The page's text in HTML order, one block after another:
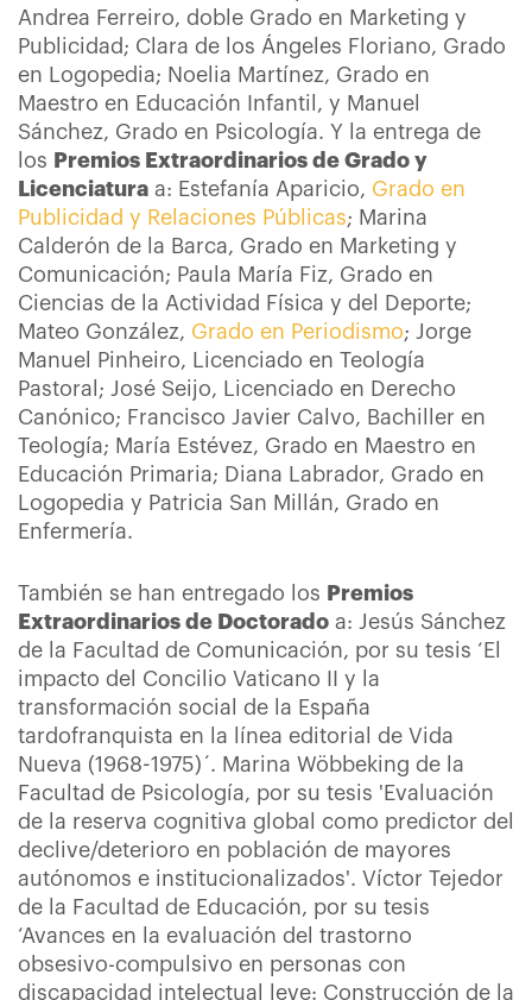
Andrea Ferreiro, doble Grado en Marketing y
Publicidad; Clara de los Ángeles Floriano, Grado
en Logopedia; Noelia Martínez, Grado en
Maestro en Educación Infantil, y Manuel
Sánchez, Grado en Psicología. Y la entrega de
los
Premios Extraordinarios de Grado y
Licenciatura a: Estefanía Aparicio, Grado en
Publicidad y Relaciones Públicas; Marina
Calderón de la Barca, Grado en Marketing y
Comunicación; Paula María Fiz, Grado en
Ciencias de la Actividad Física y del Deporte;
Mateo González, Grado en Periodismo; Jorge
Manuel Pinheiro, Licenciado en Teología
Pastoral; José Seijo, Licenciado en Derecho
Canónico; Francisco Javier Calvo, Bachiller en
Teología; María Estévez, Grado en Maestro en
Educación Primaria; Diana Labrador, Grado en
Logopedia y Patricia San Millán, Grado en
Enfermería.
También se han entregado los
Premios
Extraordinarios de Doctorado a: Jesús Sánchez
de la Facultad de Comunicación, por su tesis ‘El
impacto del Concilio Vaticano II y la
transformación social de la España
tardofranquista en la línea editorial de Vida
Nueva (1968-1975)´. Marina Wöbbeking de la
Facultad de Psicología, por su tesis 'Evaluación
de la reserva cognitiva global como predictor del
declive/deterioro en población de mayores
autónomos e institucionalizados'. Víctor Tejedor
de la Facultad de Educación, por su tesis
‘Avances en la evaluación del trastorno
obsesivo-compulsivo en personas con
discapacidad intelectual leve: Construcción de la